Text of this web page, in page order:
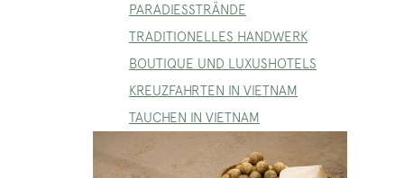
PARADIESSTRÄNDE
TRADITIONELLES HANDWERK
BOUTIQUE UND LUXUSHOTELS
KREUZFAHRTEN IN VIETNAM
TAUCHEN IN VIETNAM